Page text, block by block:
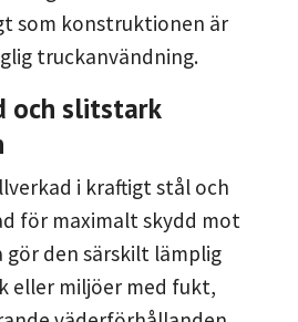
som konstruktionen är
truckanvändning.
och slitstark
i kraftigt stål och
för maximalt skydd mot
gör den särskilt lämplig
eller miljöer med fukt,